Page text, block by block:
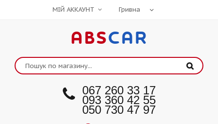
МІЙ АККАУНТ
ABSCAR
067 260 33 17
093 360 42 55
050 730 47 97